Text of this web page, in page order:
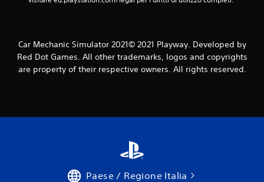
Car Mechanic Simulator 2021© 2021 Playway. Developed by
Red Dot Games. All other trademarks, logos and copyrights
are property of their respective owners. All rights reserved.
Paese / Regione Italia